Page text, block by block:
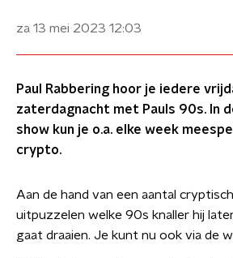
za 13 mei 2023 12:03
Paul Rabbering hoor je iedere
zaterdagnacht met Pauls 90s. In
show kun je o.a. elke week
crypto.
Aan de hand van een aantal
uitpuzzelen welke 90s knaller hij
gaat draaien. Je kunt nu ook via de